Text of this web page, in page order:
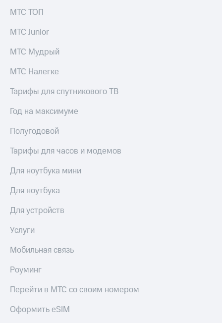
МТС ТОП
МТС Junior
МТС Мудрый
МТС Налегке
Тарифы для спутникового ТВ
Год на максимуме
Полугодовой
Тарифы для часов и модемов
Для ноутбука мини
Для ноутбука
Для устройств
Услуги
Мобильная связь
Роуминг
Перейти в МТС со своим номером
Оформить eSIM